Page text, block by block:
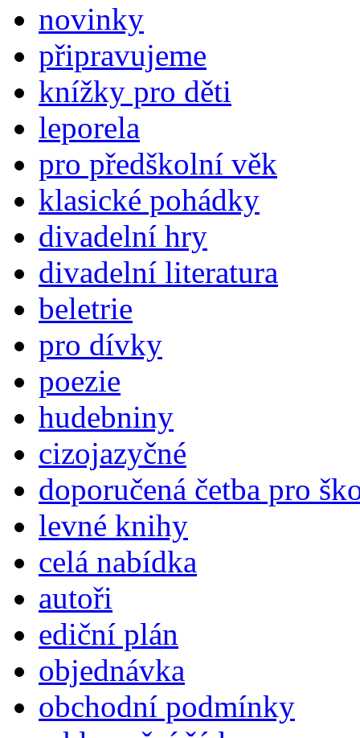
novinky
připravujeme
knížky pro děti
leporela
pro předškolní věk
klasické pohádky
divadelní hry
divadelní literatura
beletrie
pro dívky
poezie
hudebniny
cizojazyčné
doporučená četba pro
levné knihy
celá nabídka
autoři
ediční plán
objednávka
obchodní podmínky